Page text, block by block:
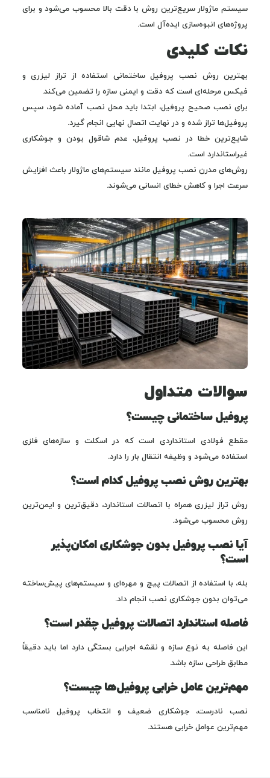
سیستم ماژولار سریع‌ترین روش با دقت بالا محسوب می‌شود و برای
پروژه‌های انبوه‌سازی ایده‌آل است.
نکات کلیدی
بهترین روش نصب پروفیل ساختمانی استفاده از تراز لیزری و
فیکس مرحله‌ای است که دقت و ایمنی سازه را تضمین می‌کند.
برای نصب صحیح پروفیل، ابتدا باید محل نصب آماده شود، سپس
پروفیل‌ها تراز شده و در نهایت اتصال نهایی انجام گیرد.
شایع‌ترین خطا در نصب پروفیل، عدم شاقول بودن و جوشکاری
غیراستاندارد است.
روش‌های مدرن نصب پروفیل مانند سیستم‌های ماژولار باعث افزایش
سرعت اجرا و کاهش خطای انسانی می‌شوند.
سوالات متداول
پروفیل ساختمانی چیست؟
مقطع فولادی استانداردی است که در اسکلت و سازه‌های فلزی
استفاده می‌شود و وظیفه انتقال بار را دارد.
بهترین روش نصب پروفیل کدام است؟
روش تراز لیزری همراه با اتصالات استاندارد، دقیق‌ترین و ایمن‌ترین
روش محسوب می‌شود.
آیا نصب پروفیل بدون جوشکاری امکان‌پذیر
است؟
بله، با استفاده از اتصالات پیچ و مهره‌ای و سیستم‌های پیش‌ساخته
می‌توان بدون جوشکاری نصب انجام داد.
فاصله استاندارد اتصالات پروفیل چقدر است؟
این فاصله به نوع سازه و نقشه اجرایی بستگی دارد اما باید دقیقاً
مطابق طراحی سازه باشد.
مهم‌ترین عامل خرابی پروفیل‌ها چیست؟
نصب نادرست، جوشکاری ضعیف و انتخاب پروفیل نامناسب
مهم‌ترین عوامل خرابی هستند.